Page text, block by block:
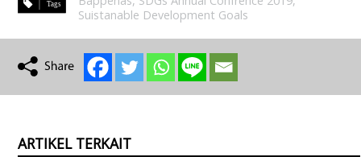
Suistanable Development Goals
ARTIKEL TERKAIT